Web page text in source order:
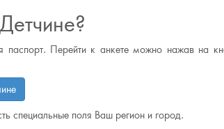
паспорт. Перейти к анкете можно нажав на
специальные поля Ваш регион и город.